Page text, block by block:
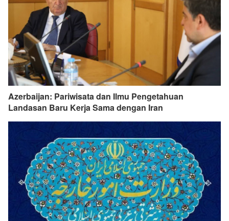
Azerbaijan: Pariwisata dan Ilmu Pengetahuan
Landasan Baru Kerja Sama dengan Iran